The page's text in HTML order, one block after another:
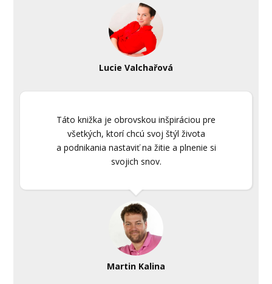
Lucie Valchařová
Táto knižka je obrovskou inšpiráciou pre
všetkých, ktorí chcú svoj štýl života
a podnikania nastaviť na žitie a plnenie si
svojich snov.
Martin Kalina